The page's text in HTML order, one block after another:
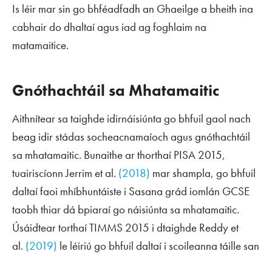
Is léir mar sin go bhféadfadh an Ghaeilge a bheith ina
cabhair do dhaltaí agus iad ag foghlaim na
matamaitice.
Gnóthachtáil sa Mhatamaitic
Aithnítear sa taighde idirnáisiúnta go bhfuil gaol nach
beag idir stádas socheacnamaíoch agus gnóthachtáil
sa mhatamaitic. Bunaithe ar thorthaí PISA 2015,
tuairiscíonn Jerrim et al. (2018) mar shampla, go bhfuil
daltaí faoi mhíbhuntáiste i Sasana grád iomlán GCSE
taobh thiar dá bpiaraí go náisiúnta sa mhatamaitic.
Úsáidtear torthaí TIMMS 2015 i dtaighde Reddy et
al. (2019) le léiriú go bhfuil daltaí i scoileanna táille san